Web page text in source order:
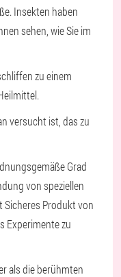
Insekten haben
sehen, wie Sie im
zu einem
versucht ist, das zu
Grad
von speziellen
Sicheres Produkt von
Experimente zu
als die berühmten